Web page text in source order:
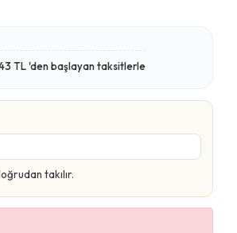
TL 'den başlayan taksitlerle
takılır.